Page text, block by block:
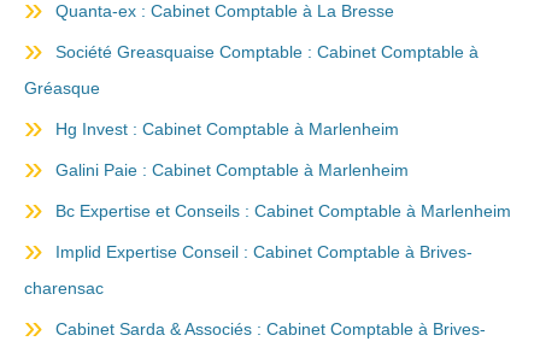
Quanta-ex : Cabinet Comptable à La Bresse
Société Greasquaise Comptable : Cabinet Comptable à
Gréasque
Hg Invest : Cabinet Comptable à Marlenheim
Galini Paie : Cabinet Comptable à Marlenheim
Bc Expertise et Conseils : Cabinet Comptable à Marlenheim
Implid Expertise Conseil : Cabinet Comptable à Brives-
charensac
Cabinet Sarda & Associés : Cabinet Comptable à Brives-